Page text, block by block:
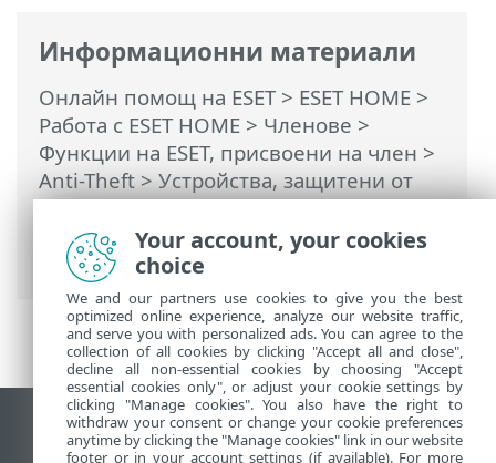
Информационни материали
Онлайн помощ на ESET> ESET HOME >
Работа с ESET HOME > Членове >
Функции на ESET, присвоени на член >
Anti-Theft>Устройства, защитени от
Anti-Theft>Оптимизация>
Потребители на Android > Не се
използват GPS услуги
Преглед на настолна версия на сайт
Your account, your cookies
choice
We and our partners use cookies to give you the best
optimized online experience, analyze our website traffic,
and serve you with personalized ads. You can agree to the
collection of all cookies by clicking "Accept all and close",
decline all non-essential cookies by choosing "Accept
essential cookies only", or adjust your cookie settings by
clicking "Manage cookies". You also have the right to
withdraw your consent or change your cookie preferences
anytime by clicking the "Manage cookies" link in our website
footer or in your account settings (if available). For more